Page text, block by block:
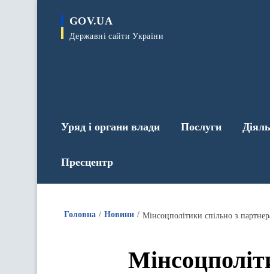
GOV.UA
Державні сайти України
Уряд і органи влади Послуги
Пресцентр
Головна Новини Мінсоцполітики спільно з